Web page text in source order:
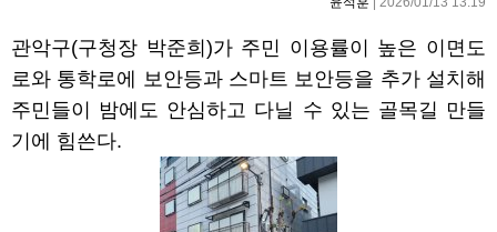
관악구(구청장 박준희 )가 주민 이용률이 높은 이면도
로와 통학로에 보안등과 스마트 보안등을 추가 설치해
주민들이 밤에도 안심하고 다닐 수 있는 골목길 만들
기에 힘쓴다.